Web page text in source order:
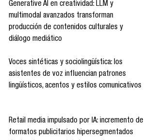
Generative AI en creatividad: LLM y
multimodal avanzados transforman
producción de contenidos culturales y
diálogo mediático
Voces sintéticas y sociolingüística: los
asistentes de voz influencian patrones
lingüísticos, acentos y estilos comunicativos
Retail media impulsado por IA: incremento de
formatos publicitarios hipersegmentados